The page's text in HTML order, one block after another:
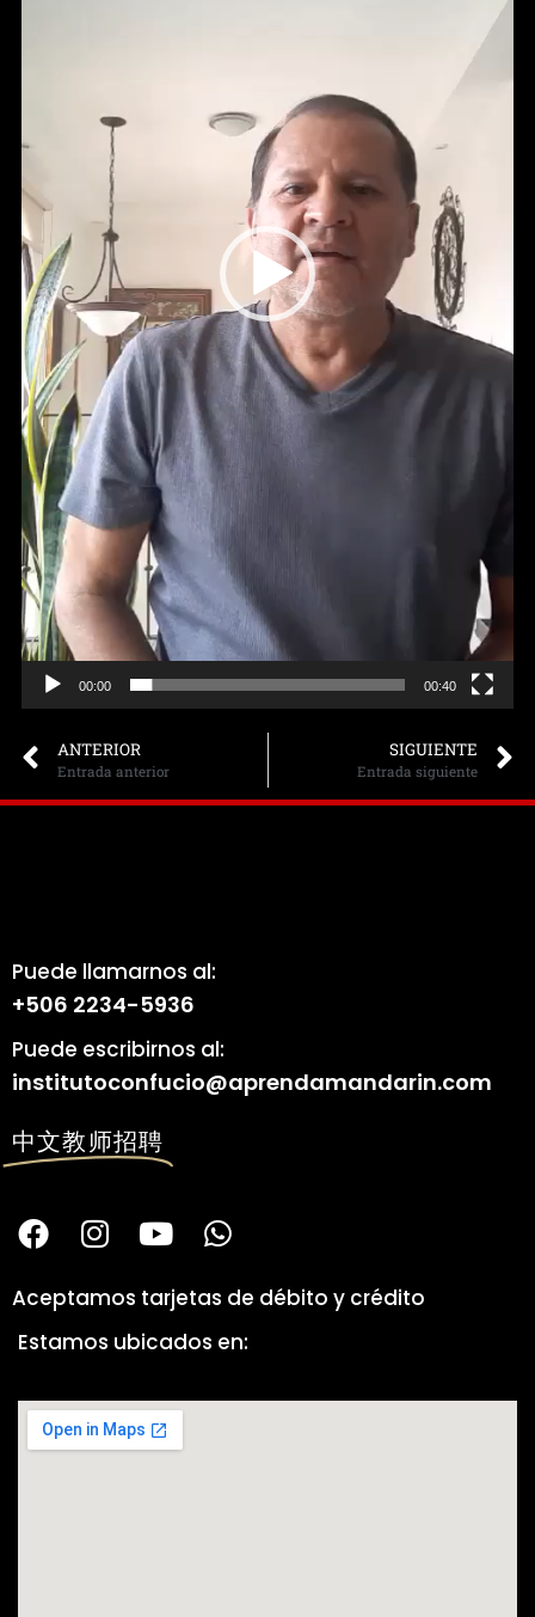
00:00 00:40
ANTERIOR
Entrada anterior
SIGUIENTE
Entrada siguiente
Puede llamarnos al:
+506 2234-5936
Puede escribirnos al:
institutoconfucio@aprendamandarin.com
中文教师招聘
Aceptamos tarjetas de débito y crédito
Estamos ubicados en: